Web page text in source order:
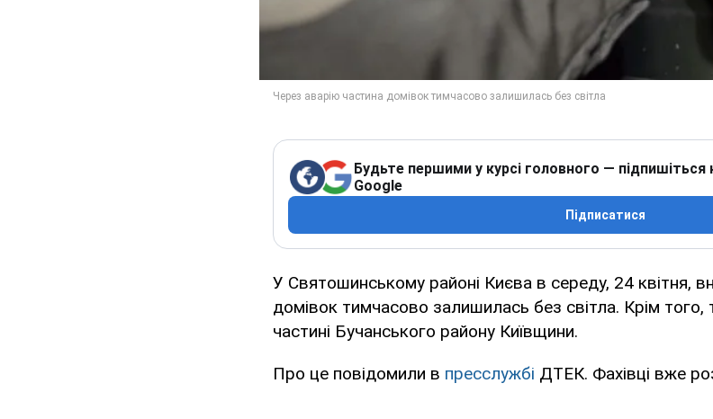
Будьте першими у курсі головного — підпишіться
Google
Підписатися
У Святошинському районі Києва в середу, 24 квітня,
домівок тимчасово залишилась без світла. Крім того,
частині Бучанського району Київщини.
Про це повідомили в пресслужбі ДТЕК. Фахівці вже